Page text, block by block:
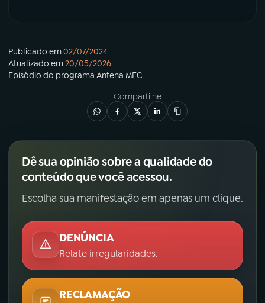
Publicado em02/07/2024
Atualizado em20/05/2026
Episódio do programa Antena MEC
Compartilhe
Dê sua opinião sobre a qualidade do
conteúdo que você acessou.
Escolha sua manifestação em apenas um clique.
DENÚNCIA
Relate irregularidades.
RECLAMAÇÃO